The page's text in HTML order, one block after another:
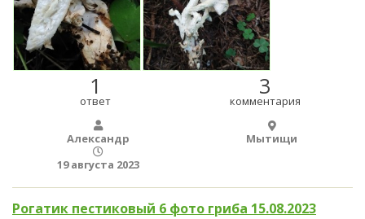
1
ответ
3
комментария
Александр
Мытищи
19 августа 2023
Рогатик пестиковый 6 фото гриба 15.08.2023